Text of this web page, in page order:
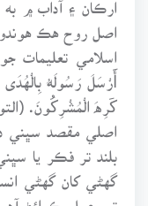
اصل روح هڪ هوندو
اسلامي تعليمات
أَرْسَلَ رَسُولَهُ بِالْهُدَى
اصلي مقصد سڀني
بلند تر فڪر يا
گهڻي کان گهڻي
تي عمل ڪرائڻ